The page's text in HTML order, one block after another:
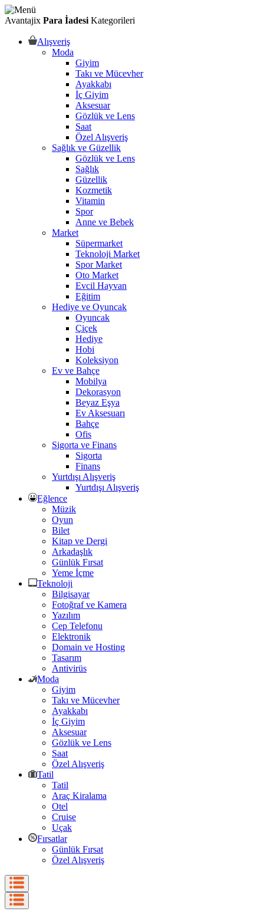
Avantajix Para İadesi Kategorileri
Alışveriş
Moda
Giyim
Takı ve Mücevher
Ayakkabı
İç Giyim
Aksesuar
Gözlük ve Lens
Saat
Özel Alışveriş
Sağlık ve Güzellik
Gözlük ve Lens
Sağlık
Güzellik
Kozmetik
Vitamin
Spor
Anne ve Bebek
Market
Süpermarket
Teknoloji Market
Spor Market
Oto Market
Evcil Hayvan
Eğitim
Hediye ve Oyuncak
Oyuncak
Çiçek
Hediye
Hobi
Koleksiyon
Ev ve Bahçe
Mobilya
Dekorasyon
Beyaz Eşya
Ev Aksesuarı
Bahçe
Ofis
Sigorta ve Finans
Sigorta
Finans
Yurtdışı Alışveriş
Yurtdışı Alışveriş
Eğlence
Müzik
Oyun
Bilet
Kitap ve Dergi
Arkadaşlık
Günlük Fırsat
Yeme İçme
Teknoloji
Bilgisayar
Fotoğraf ve Kamera
Yazılım
Cep Telefonu
Elektronik
Domain ve Hosting
Tasarım
Antivirüs
Moda
Giyim
Takı ve Mücevher
Ayakkabı
İç Giyim
Aksesuar
Gözlük ve Lens
Saat
Özel Alışveriş
Tatil
Tatil
Araç Kiralama
Otel
Cruise
Uçak
Fırsatlar
Günlük Fırsat
Özel Alışveriş